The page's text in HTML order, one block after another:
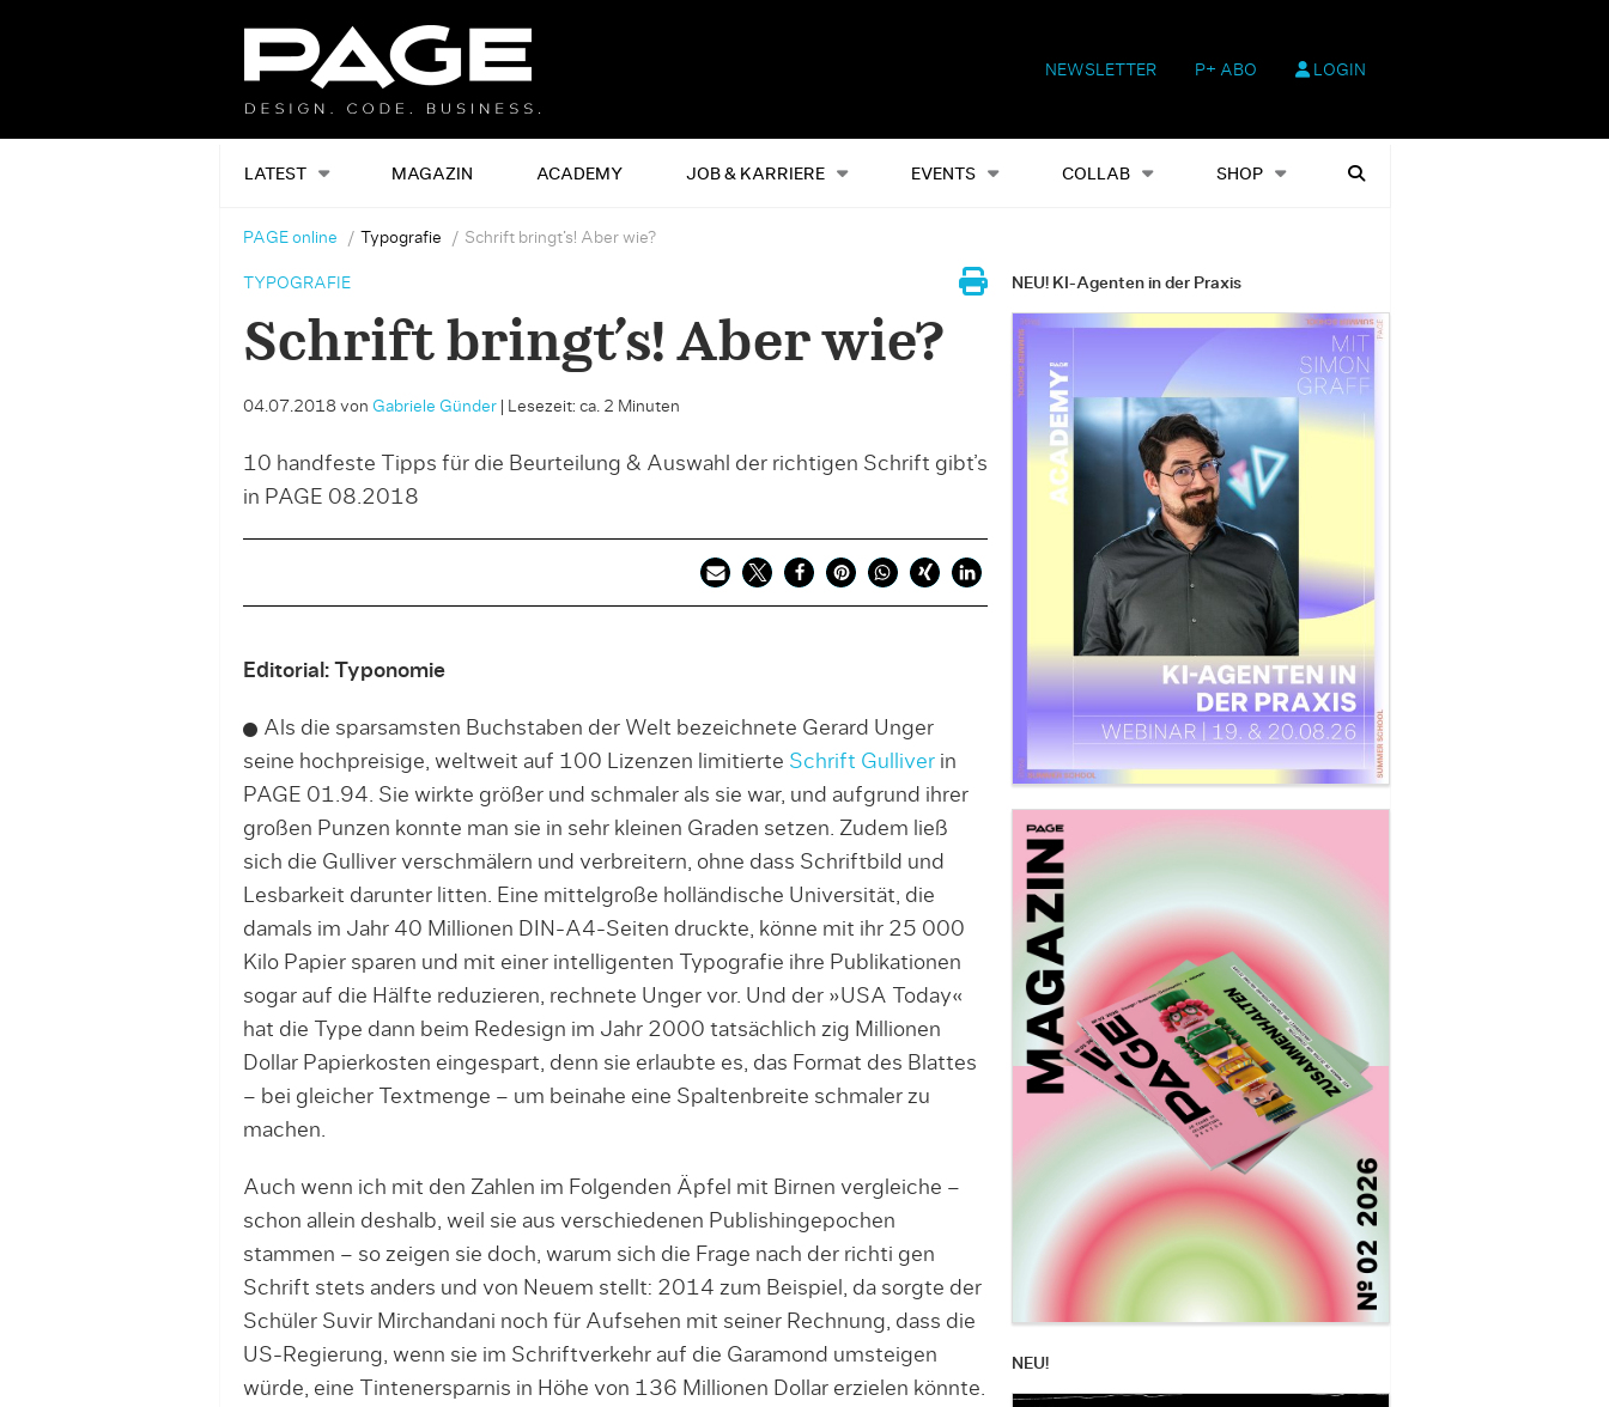
NEWSLETTER P+ ABO LOGIN
LATEST MAGAZIN ACADEMY JOB & KARRIERE EVENTS COLLAB SHOP
Alles Events Shop Heftausgaben Suchen
PAGE online Typografie Schrift bringt’s! Aber wie?
TYPOGRAFIE
Schrift bringt’s! Aber wie?
04.07.2018 von Gabriele Günder| Lesezeit: ca. 2 Minuten
10 handfeste Tipps für die Beurteilung & Auswahl der richtigen Schrift gibt’s
in PAGE 08.2018
Editorial: Typonomie
Als die sparsamsten Buchstaben der Welt bezeichnete Gerard Unger
seine hochpreisige, weltweit auf 100 Lizenzen limitierte Schrift Gulliverin
PAGE 01.94. Sie wirkte größer und schmaler als sie war, und aufgrund ihrer
großen Punzen konnte man sie in sehr kleinen Graden setzen. Zudem ließ
sich die Gulliver verschmälern und verbreitern, ohne dass Schriftbild und
Lesbarkeit darunter litten. Eine mittelgroße holländische Universität, die
damals im Jahr 40 Millionen DIN-A4-Seiten druckte, könne mit ihr 25 000
Kilo Papier sparen und mit einer intelligenten Typografie ihre Publikationen
sogar auf die Hälfte reduzieren, rechnete Unger vor. Und der »USA Today«
hat die Type dann beim Redesign im Jahr 2000 tatsächlich zig Millionen
Dollar Papierkosten eingespart, denn sie erlaubte es, das Format des Blattes
– bei gleicher Textmenge – um beinahe eine Spaltenbreite schmaler zu
machen.
Auch wenn ich mit den Zahlen im Folgenden Äpfel mit Birnen vergleiche –
schon allein deshalb, weil sie aus verschiedenen Publishingepochen
stammen – so zeigen sie doch, warum sich die Frage nach der richti gen
Schrift stets anders und von Neuem stellt: 2014 zum Beispiel, da sorgte der
Schüler Suvir Mirchandani noch für Aufsehen mit seiner Rechnung, dass die
US-Regierung, wenn sie im Schriftverkehr auf die Garamond umsteigen
würde, eine Tintenersparnis in Höhe von 136 Millionen Dollar erzielen könnte.
NEU! KI-Agenten in der Praxis
NEU!